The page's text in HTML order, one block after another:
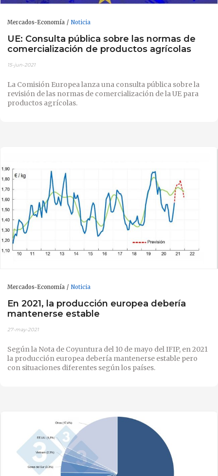
Mercados-Economía Noticia
UE: Consulta pública sobre las normas de
comercialización de productos agrícolas
15-jun-2021
La Comisión Europea lanza una consulta pública sobre la
revisión de las normas de comercialización de la UE para
productos agrícolas.
Mercados-Economía Noticia
En 2021, la producción europea debería
mantenerse estable
27-may-2021
Según la Nota de Coyuntura del 10 de mayo del IFIP, en 2021
la producción europea debería mantenerse estable pero
con situaciones diferentes según los países.